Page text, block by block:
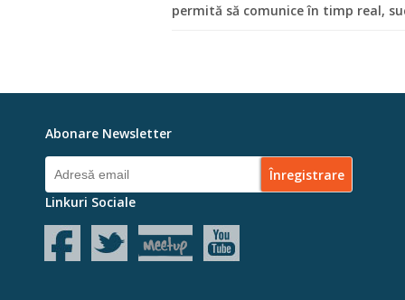
permită să comunice în timp real,
Abonare Newsletter
Linkuri Sociale